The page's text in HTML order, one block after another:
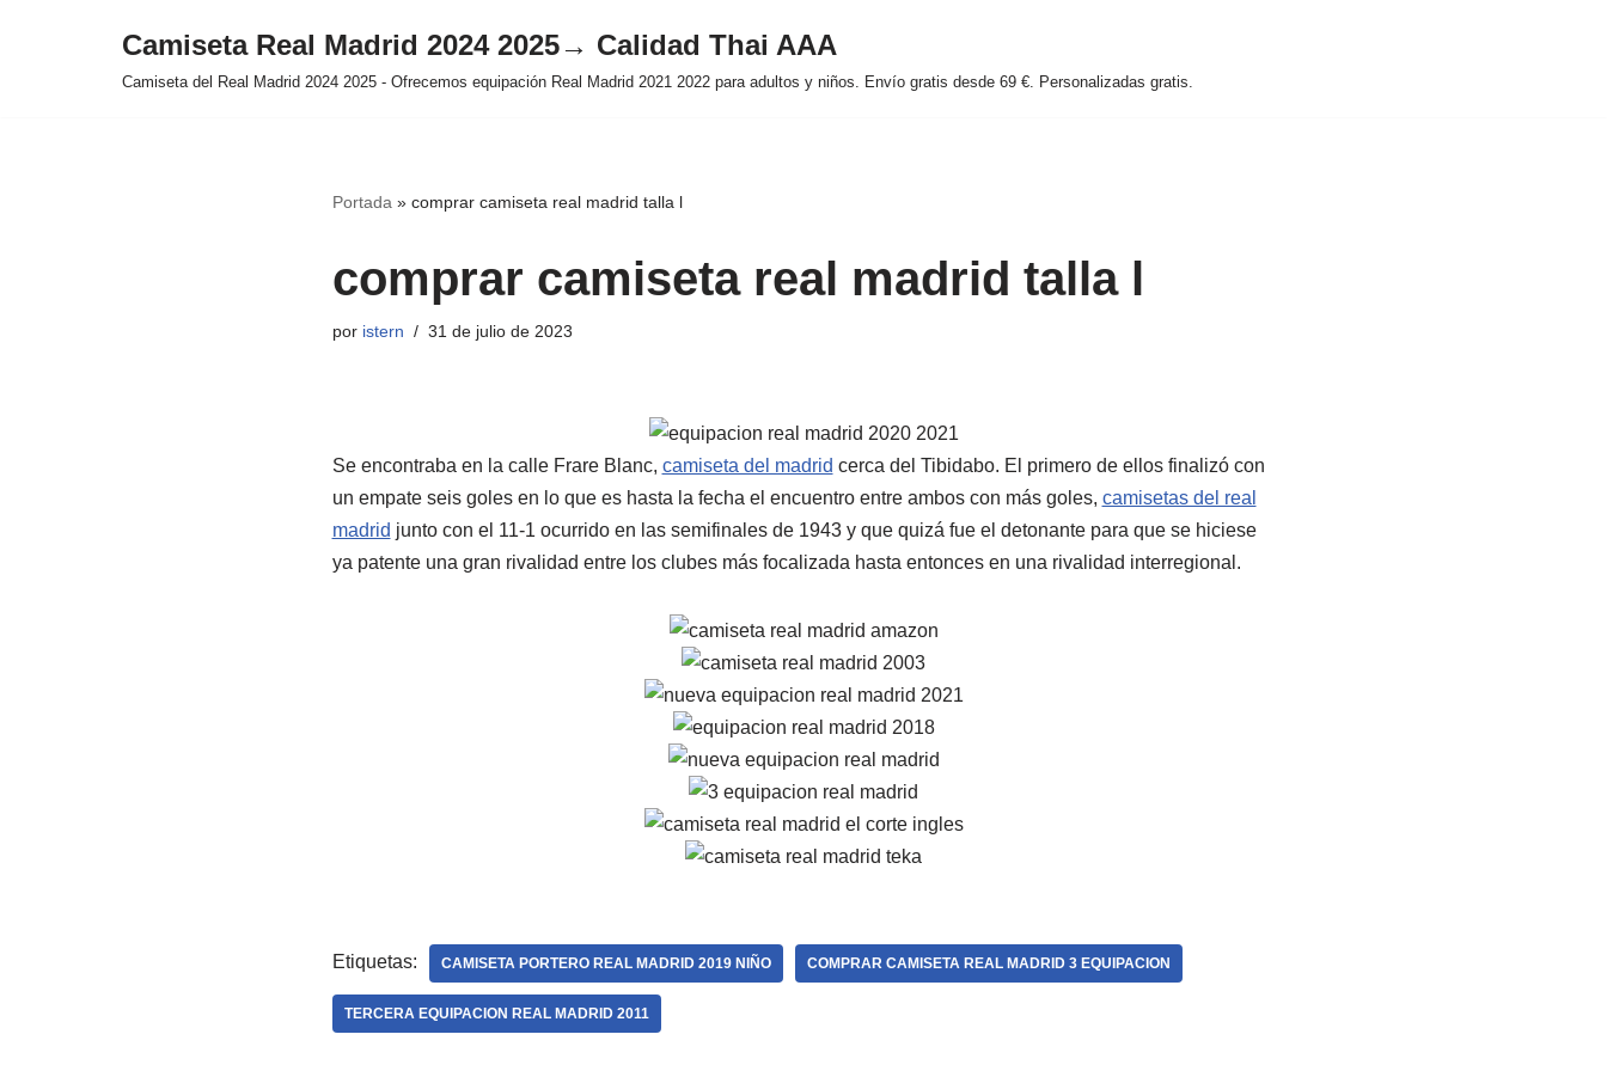
Camiseta Real Madrid 2024 2025→ Calidad Thai AAA
Camiseta del Real Madrid 2024 2025 - Ofrecemos equipación Real Madrid 2021 2022 para adultos y niños. Envío gratis desde 69 €. Personalizadas gratis.
Portada » comprar camiseta real madrid talla l
comprar camiseta real madrid talla l
por istern 31 de julio de 2023
Se encontraba en la calle Frare Blanc, camiseta del madrid cerca del Tibidabo. El primero de ellos finalizó con
un empate seis goles en lo que es hasta la fecha el encuentro entre ambos con más goles, camisetas del real
madrid junto con el 11-1 ocurrido en las semifinales de 1943 y que quizá fue el detonante para que se hiciese
ya patente una gran rivalidad entre los clubes más focalizada hasta entonces en una rivalidad interregional.
Etiquetas: CAMISETA PORTERO REAL MADRID 2019 NIÑO COMPRAR CAMISETA REAL MADRID 3 EQUIPACION
TERCERA EQUIPACION REAL MADRID 2011